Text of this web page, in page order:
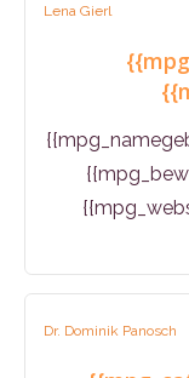
Lena Gierl
Dr. Dominik Panosch